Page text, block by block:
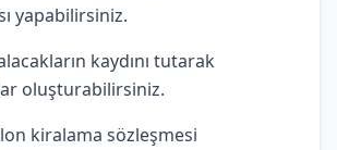
yapabilirsiniz.
kaydını tutarak
oluşturabilirsiniz.
kiralama sözleşmesi